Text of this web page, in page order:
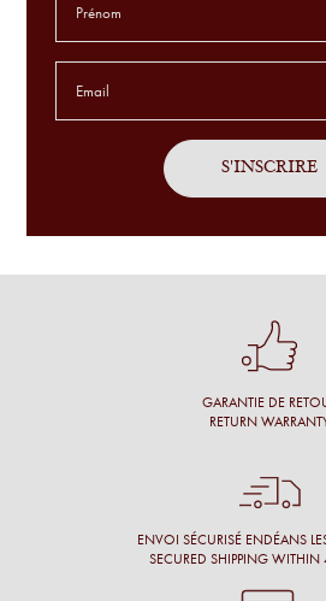
Service sur mesure, avec patience sur
un grand choix et fait des
Une cliente
Conseil personnalisé et surtout une
de l’opticien et beaucoup de
Conseil, large choix de montures,
GARANTIE DE
RETURN
ENVOI SÉCURISÉ ENDÉANS
SECURED SHIPPING